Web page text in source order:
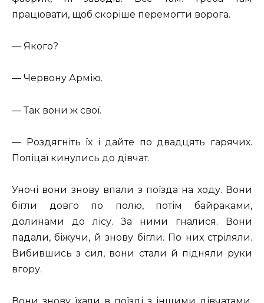
працювати, щоб скоріше перемогти ворога.
— Якого?
— Червону Армію.
— Так вони ж свої.
— Роздягніть їх і дайте по двадцять гарячих.
Поліцаї кинулись до дівчат.
Уночі вони знову впали з поїзда на ходу. Вони
бігли довго по полю, потім байраками,
долинами до лісу. За ними гналися. Вони
падали, біжучи, й знову бігли. По них стріляли.
Вибившись з сил, вони стали й підняли руки
вгору.